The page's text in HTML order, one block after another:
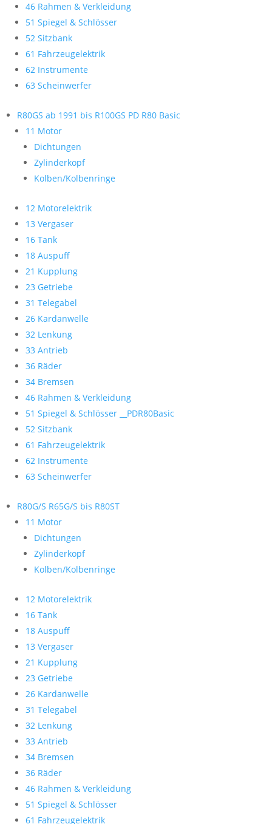
46 Rahmen & Verkleidung
51 Spiegel & Schlösser
52 Sitzbank
61 Fahrzeugelektrik
62 Instrumente
63 Scheinwerfer
R80GS ab 1991 bis R100GS PD R80 Basic
11 Motor
Dichtungen
Zylinderkopf
Kolben/Kolbenringe
12 Motorelektrik
13 Vergaser
16 Tank
18 Auspuff
21 Kupplung
23 Getriebe
31 Telegabel
26 Kardanwelle
32 Lenkung
33 Antrieb
36 Räder
34 Bremsen
46 Rahmen & Verkleidung
51 Spiegel & Schlösser __PDR80Basic
52 Sitzbank
61 Fahrzeugelektrik
62 Instrumente
63 Scheinwerfer
R80G/S R65G/S bis R80ST
11 Motor
Dichtungen
Zylinderkopf
Kolben/Kolbenringe
12 Motorelektrik
16 Tank
18 Auspuff
13 Vergaser
21 Kupplung
23 Getriebe
26 Kardanwelle
31 Telegabel
32 Lenkung
33 Antrieb
34 Bremsen
36 Räder
46 Rahmen & Verkleidung
51 Spiegel & Schlösser
61 Fahrzeugelektrik